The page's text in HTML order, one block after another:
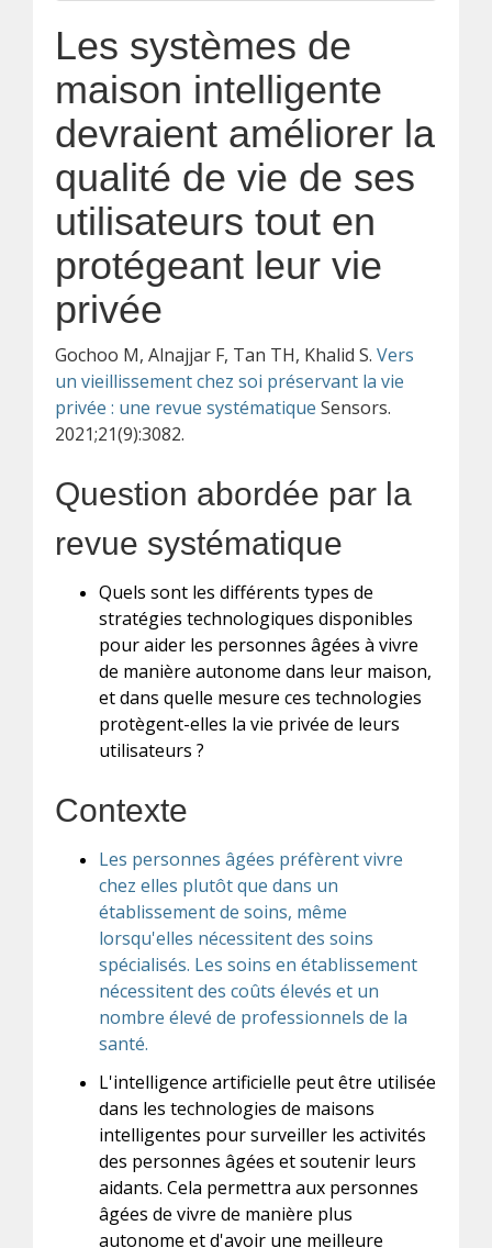
Les systèmes de
maison intelligente
devraient améliorer la
qualité de vie de ses
utilisateurs tout en
protégeant leur vie
privée
Gochoo M, Alnajjar F, Tan TH, Khalid S. Vers
un vieillissement chez soi préservant la vie
privée : une revue systématique Sensors.
2021;21(9):3082.
Question abordée par la
revue systématique
Quels sont les différents types de
stratégies technologiques disponibles
pour aider les personnes âgées à vivre
de manière autonome dans leur maison,
et dans quelle mesure ces technologies
protègent-elles la vie privée de leurs
utilisateurs ?
Contexte
Les personnes âgées préfèrent vivre
chez elles plutôt que dans un
établissement de soins, même
lorsqu'elles nécessitent des soins
spécialisés. Les soins en établissement
nécessitent des coûts élevés et un
nombre élevé de professionnels de la
santé.
L'intelligence artificielle peut être utilisée
dans les technologies de maisons
intelligentes pour surveiller les activités
des personnes âgées et soutenir leurs
aidants. Cela permettra aux personnes
âgées de vivre de manière plus
autonome et d'avoir une meilleure